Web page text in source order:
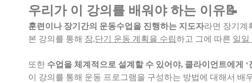
우리가 이 강의를 배워야 하는 이유📝
훈련이나 장기간의 운동수업을 진행하는 지도자라면 장기계
본 강의를 통해 장,단기 운동 계획을 수립하고 그에 따른 일일
또한 수업을 체계적으로 설계할 수 있어야, 클라이언트에게
이 강의를 통해 운동 프로그램을 구성하는 방법에 대해서 배